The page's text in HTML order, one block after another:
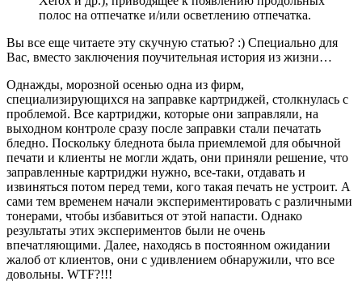
полос на отпечатке и/или осветлению отпечатка.
Вы все еще читаете эту скучную статью? :) Специально для
Вас, вместо заключения поучительная история из жизни…
Однажды, морозной осенью одна из фирм,
специализирующихся на заправке картриджей, столкнулась с
проблемой. Все картриджи, которые они заправляли, на
выходном контроле сразу после заправки стали печатать
бледно. Поскольку бледнота была приемлемой для обычной
печати и клиенты не могли ждать, они приняли решение, что
заправленные картриджи нужно, все-таки, отдавать и
извиняться потом перед теми, кого такая печать не устроит. А
сами тем временем начали экспериментировать с различными
тонерами, чтобы избавиться от этой напасти. Однако
результаты этих экспериментов были не очень
впечатляющими. Далее, находясь в постоянном ожидании
жалоб от клиентов, они с удивлением обнаружили, что все
довольны. WTF?!!!